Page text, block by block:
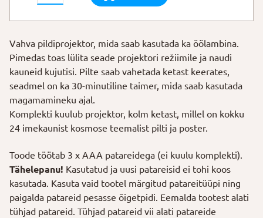
öövalgusti
"Kosmos"
Vahva pildiprojektor, mida saab kasutada ka öölambina.
Pimedas toas lülita seade projektori režiimile ja naudi
kauneid kujutisi. Pilte saab vahetada ketast keerates,
seadmel on ka 30-minutiline taimer, mida saab kasutada
magamamineku ajal.
Komplekti kuulub projektor, kolm ketast, millel on kokku
24 imekaunist kosmose teemalist pilti ja poster.
Toode töötab 3 x AAA patareidega (ei kuulu komplekti).
Tähelepanu! Kasutatud ja uusi patareisid ei tohi koos
kasutada. Kasuta vaid tootel märgitud patareitüüpi ning
paigalda patareid pesasse õigetpidi. Eemalda tootest alati
tühjad patareid. Tühjad patareid vii alati patareide